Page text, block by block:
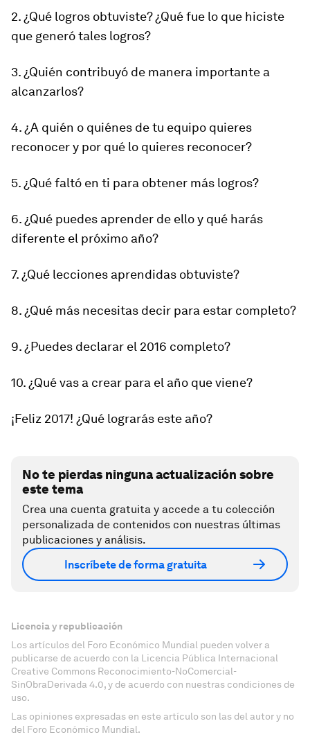
2. ¿Qué logros obtuviste? ¿Qué fue lo que hiciste
que generó tales logros?
3. ¿Quién contribuyó de manera importante a
alcanzarlos?
4. ¿A quién o quiénes de tu equipo quieres
reconocer y por qué lo quieres reconocer?
5. ¿Qué faltó en ti para obtener más logros?
6. ¿Qué puedes aprender de ello y qué harás
diferente el próximo año?
7. ¿Qué lecciones aprendidas obtuviste?
8. ¿Qué más necesitas decir para estar completo?
9. ¿Puedes declarar el 2016 completo?
10. ¿Qué vas a crear para el año que viene?
¡Feliz 2017! ¿Qué lograrás este año?
No te pierdas ninguna actualización sobre
este tema
Crea una cuenta gratuita y accede a tu colección
personalizada de contenidos con nuestras últimas
publicaciones y análisis.
Inscríbete de forma gratuita
Licencia y republicación
Los artículos del Foro Económico Mundial pueden volver a
publicarse de acuerdo con la Licencia Pública Internacional
Creative Commons Reconocimiento-NoComercial-
SinObraDerivada 4.0, y de acuerdo con nuestras condiciones de
uso.
Las opiniones expresadas en este artículo son las del autor y no
del Foro Económico Mundial.